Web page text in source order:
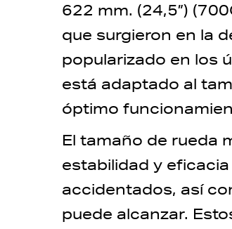
622 mm. (24,5”)
que surgieron en la
popularizado en los
está adaptado al
óptimo
El tamaño de rueda
estabilidad y
accidentados, así
puede alcanzar.